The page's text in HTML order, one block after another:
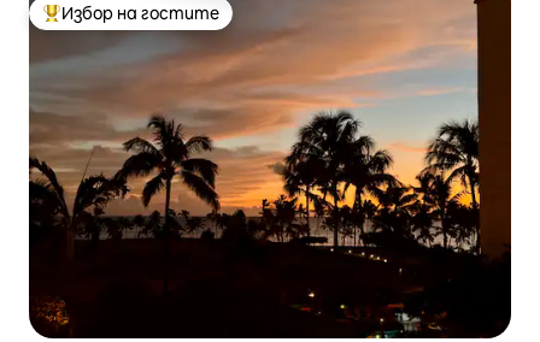
Най-популярен избор на гостите
Избор на гостите